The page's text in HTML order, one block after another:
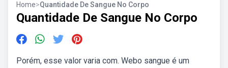
Home>Quantidade De Sangue No Corpo
Quantidade De Sangue No Corpo
Porém, esse valor varia com. Webo sangue é um